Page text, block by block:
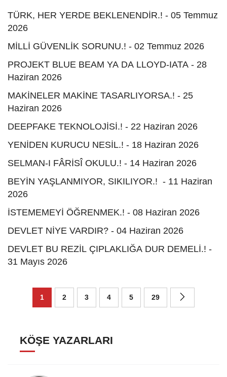
TÜRK, HER YERDE BEKLENENDİR.! - 05 Temmuz
2026
MİLLİ GÜVENLİK SORUNU.! - 02 Temmuz 2026
PROJEKT BLUE BEAM YA DA LLOYD-IATA - 28
Haziran 2026
MAKİNELER MAKİNE TASARLIYORSA.! - 25
Haziran 2026
DEEPFAKE TEKNOLOJİSİ.! - 22 Haziran 2026
YENİDEN KURUCU NESİL.! - 18 Haziran 2026
SELMAN-I FÂRİSÎ OKULU.! - 14 Haziran 2026
BEYİN YAŞLANMIYOR, SIKILIYOR.! - 11 Haziran
2026
İSTEMEMEYİ ÖĞRENMEK.! - 08 Haziran 2026
DEVLET NİYE VARDIR? - 04 Haziran 2026
DEVLET BU REZİL ÇIPLAKLIĞA DUR DEMELİ.! -
31 Mayıs 2026
1 2 3 4 5 29
KÖŞE YAZARLARI